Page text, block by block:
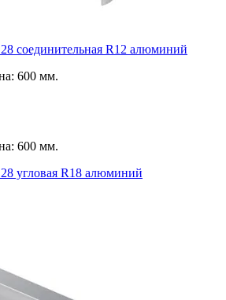
соединительная R12 алюминий
600 мм.
600 мм.
угловая R18 алюминий